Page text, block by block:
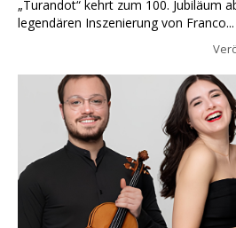
„Turandot“ kehrt zum 100. Jubiläum
legendären Inszenierung von Franco...